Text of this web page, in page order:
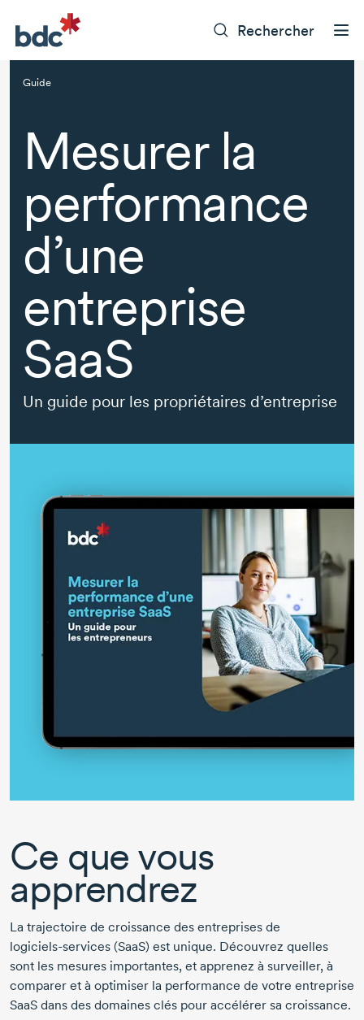
Rechercher
Guide
Mesurer la
performance
d’une
entreprise
SaaS
Un guide pour les propriétaires d’entreprise
Ce que vous
apprendrez
La trajectoire de croissance des entreprises de
logiciels-services (SaaS) est unique. Découvrez quelles
sont les mesures importantes, et apprenez à surveiller, à
comparer et à optimiser la performance de votre entreprise
SaaS dans des domaines clés pour accélérer sa croissance.